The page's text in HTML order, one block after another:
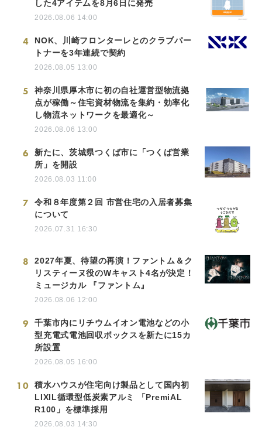
した4アイテムを8月6日に発売
2026.08.06 14:00
4
NOK、川崎フロンターレとのクラブパー
トナーを3年連続で契約
2026.08.05 13:00
5
神奈川県厚木市に初の自社運営型物流拠
点が稼働～住宅資材物流を集約・効率化
し物流ネットワークを最適化～
2026.08.06 13:00
6
新たに、茨城県つくば市に「つくば営業
所」を開設
2026.08.03 11:00
7
令和８年度第２回 市営住宅の入居者募集
について
2026.07.31 16:30
8
2027年夏、待望の再演！ファントム＆ク
リスティーヌ役のWキャスト4名が決定！
ミュージカル 『ファントム』
2026.08.06 12:00
9
千葉市内にリチウムイオン電池などの小
型充電式電池回収ボックスを新たに15カ
所設置
2026.08.05 16:00
10
積水ハウスが住宅向け製品として国内初
LIXIL循環型低炭素アルミ 「PremiAL
R100」を標準採用
2026.08.03 14:30